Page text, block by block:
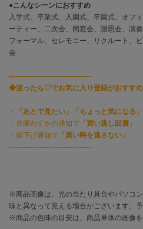
エミ
emmi atelier
エミ アトリエ
エミヨガ
エトレトウキョウ
ey
フィラ
FRAY I.D
●こんなシーンにおすすめ
入学式、卒業式、入園式、卒園式、オフ
ーティー、二次会、同窓会、謝恩会、演
フォーマル、セレモニー、リクルート、
会
-----------------------------------
◆迷ったら♡でお気に入り登録がおすす
・ 「あとで見たい」「ちょっと気になる」
・在庫わずかの通知で 「買い逃し回避」
・値下げ通知で 「買い時を逃さない」
-----------------------------------
※商品画像は、光の当たり具合やパソコ
味と異なって見える場合がございます。予
※商品の色味の目安は、商品単体の画像を